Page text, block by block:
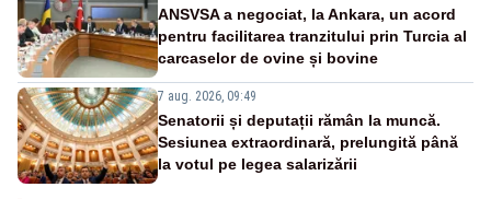
ANSVSA a negociat, la Ankara, un acord
pentru facilitarea tranzitului prin Turcia al
carcaselor de ovine și bovine
7 aug. 2026, 09:49
Senatorii și deputații rămân la muncă.
Sesiunea extraordinară, prelungită până
la votul pe legea salarizării